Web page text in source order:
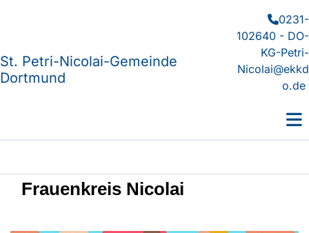
St. Petri-Nicolai-Gemeinde
Dortmund
0231-
102640 - DO-
KG-Petri-
Nicolai@ekkd
o.de
Frauenkreis Nicolai